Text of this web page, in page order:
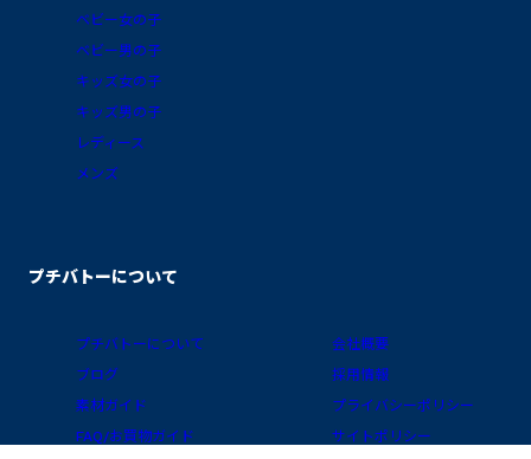
ベビー女の子
ベビー男の子
キッズ女の子
キッズ男の子
レディース
メンズ
プチバトーについて
プチバトーについて
ブログ
素材ガイド
FAQ/お買物ガイド
会社概要
採用情報
プライバシーポリシー
サイトポリシー